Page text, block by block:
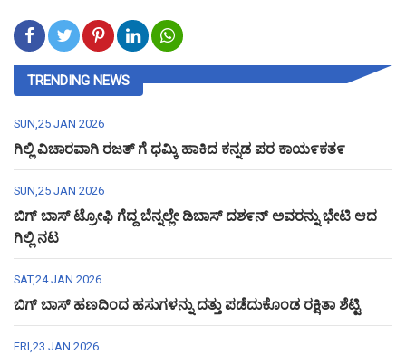
TRENDING NEWS
SUN,25 JAN 2026
ಗಿಲ್ಲಿ ವಿಚಾರವಾಗಿ ರಜತ್ ಗೆ ಧಮ್ಕಿ ಹಾಕಿದ ಕನ್ನಡ ಪರ ಕಾಯ೯ಕತ೯
SUN,25 JAN 2026
ಬಿಗ್ ಬಾಸ್ ಟ್ರೋಫಿ ಗೆದ್ದ ಬೆನ್ನಲ್ಲೇ ಡಿಬಾಸ್ ದಶ೯ನ್ ಅವರನ್ನು ಭೇಟಿ ಆದ
ಗಿಲ್ಲಿ ನಟ
SAT,24 JAN 2026
ಬಿಗ್ ಬಾಸ್ ಹಣದಿಂದ ಹಸುಗಳನ್ನು ದತ್ತು ಪಡೆದುಕೊಂಡ ರಕ್ಷಿತಾ ಶೆಟ್ಟಿ
FRI,23 JAN 2026